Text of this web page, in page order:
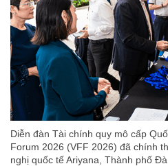
Diễn đàn Tài chính quy mô cấp
Forum 2026 (VFF 2026) đã chính
nghị quốc tế Ariyana, Thành phố